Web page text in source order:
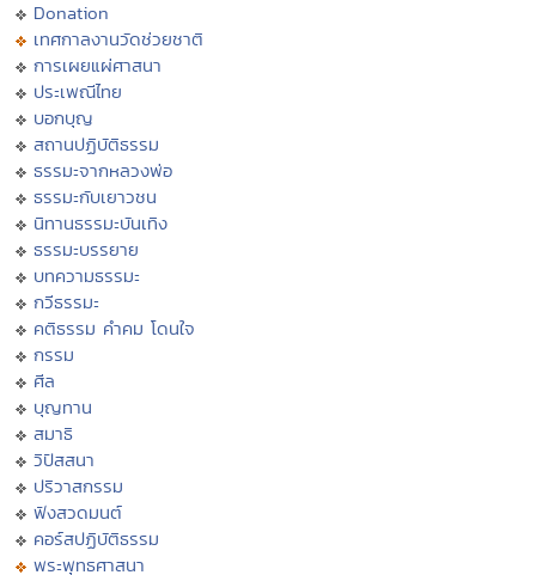
Donation
เทศกาลงานวัดช่วยชาติ
การเผยแผ่ศาสนา
ประเพณีไทย
บอกบุญ
สถานปฏิบัติธรรม
ธรรมะจากหลวงพ่อ
ธรรมะกับเยาวชน
นิทานธรรมะบันเทิง
ธรรมะบรรยาย
บทความธรรมะ
กวีธรรมะ
คติธรรม คำคม โดนใจ
กรรม
ศีล
บุญทาน
สมาธิ
วิปัสสนา
ปริวาสกรรม
ฟังสวดมนต์
คอร์สปฏิบัติธรรม
พระพุทธศาสนา